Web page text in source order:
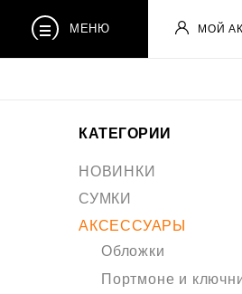
МЕНЮ МОЙ
КАТЕГОРИИ
НОВИНКИ
СУМКИ
АКСЕССУАРЫ
Обложки
Портмоне и